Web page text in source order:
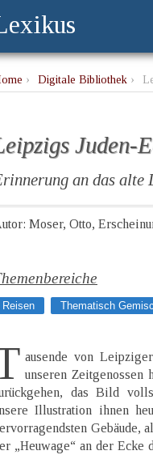
› Digitale Bibliothek ›
Juden-
an das alte
Moser, Otto,
Reisen Thematisch
ausende von
unseren Zeitgenossen
das Bild
Illustration ihnen
Gebäude,
„Heuwage“ an der Ecke